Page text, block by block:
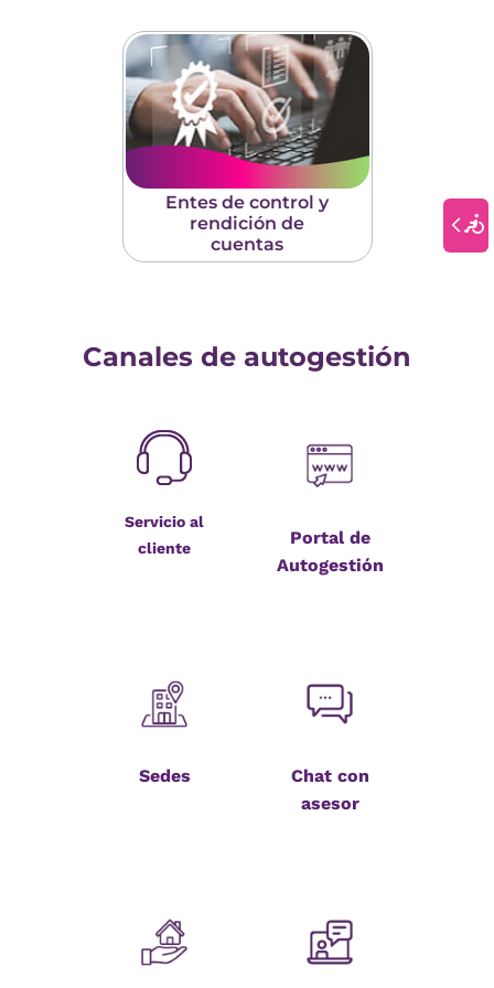
Entes de control y
rendición de
cuentas
Canales de autogestión
Servicio al
cliente
Portal de
Autogestión
Sedes
Chat con
asesor